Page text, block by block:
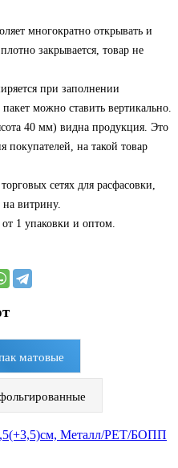
многократно открывать и
закрывается, товар не
при заполнении
можно ставить вертикально.
40 мм) видна продукция. Это
покупателей, на такой товар
сетях для расфасовки,
витрину.
1 упаковки и оптом.
матовые